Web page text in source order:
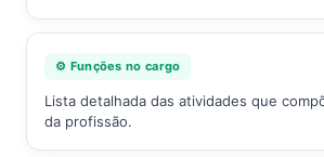
⚙️ Funções no cargo
Lista detalhada das atividades que
da profissão.